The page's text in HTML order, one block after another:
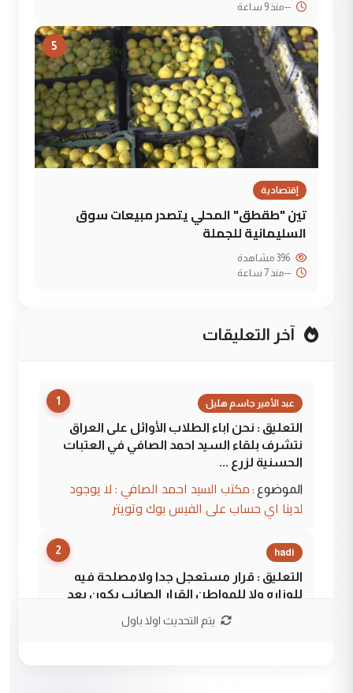
--منذ 9 ساعة
5
إقتصادية
تين "طقطق" المحلي يتصدر مبيعات سوق
السليمانية للجملة
--منذ 7 ساعة
آخر التعليقات
1 عبد الأمير جاسم هليل
التعليق : نحن اباء الطلاب الأوائل على العراق
نتشرف بلقاء السيد احمد الصافي في العتبات
الحسنية لزرع ...
الموضوع : مكتب السيد احمد الصافي : لا يوجود
لدينا اي حساب على الفيس بوك وتويتر
2 hadi
التعليق : قرار مستعجل جدا ولامصلحة فيه
للوزاره ولا للمواطن القرار الصائب يكون بعد
يتم التحديث اولا باول